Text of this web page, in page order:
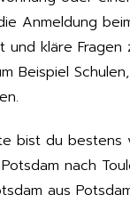
Anmeldung
und kläre Fragen
Beispiel
bist du
nach
aus